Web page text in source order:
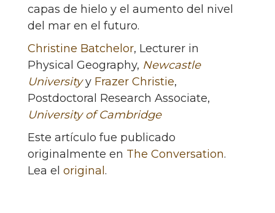
capas de hielo y el aumento del nivel
del mar en el futuro.
Christine Batchelor, Lecturer in
Physical Geography, Newcastle
Universityy Frazer Christie,
Postdoctoral Research Associate,
University of Cambridge
Este artículo fue publicado
originalmente en The Conversation.
Lea el original .